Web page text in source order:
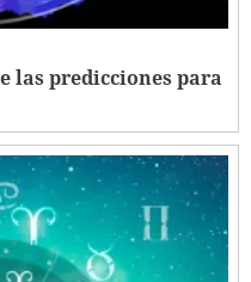
las predicciones para